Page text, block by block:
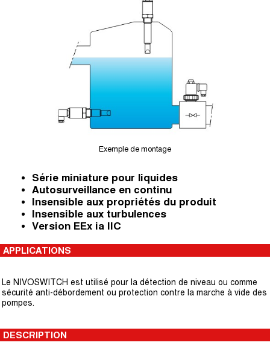
Exemple de montage
Série miniature pour liquides
Autosurveillance en continu
Insensible aux propriétés du produit
Insensible aux turbulences
Version EEx ia IIC
APPLICATIONS
Le NIVOSWITCH est utilisé pour la détection de niveau ou comme
sécurité anti-débordement ou protection contre la marche à vide des
pompes.
DESCRIPTION